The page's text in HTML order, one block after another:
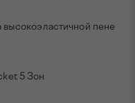
высокоэластичной пене
5 Зон